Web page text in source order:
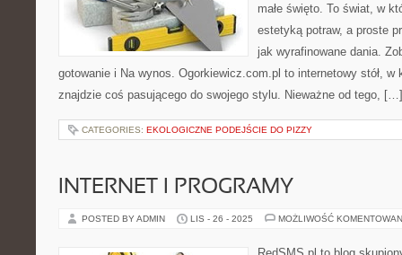
małe święto. To świat, w
estetyką potraw, a proste
jak wyrafinowane dania.
gotowanie i Na wynos. Ogorkiewicz.com.pl to internetowy stół,
znajdzie coś pasującego do swojego stylu. Nieważne od tego, […]
CATEGORIES: EKOLOGICZNE PODEJŚCIE DO PIZZY
INTERNET I PROGRAMY
POSTED BY ADMIN LIS - 26 - 2025 MOŻLIWOŚĆ